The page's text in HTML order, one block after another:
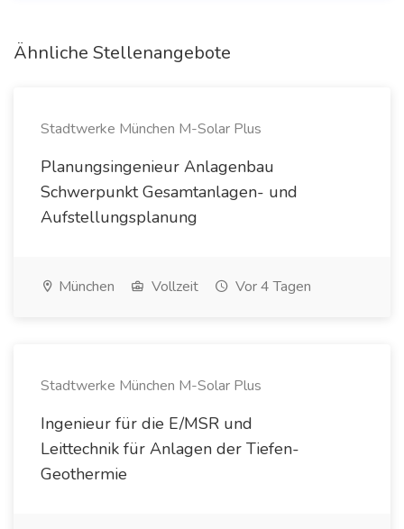
Ähnliche Stellenangebote
Stadtwerke München M-Solar Plus
Planungsingenieur Anlagenbau
Schwerpunkt Gesamtanlagen- und
Aufstellungsplanung
München Vollzeit Vor 4 Tagen
Stadtwerke München M-Solar Plus
Ingenieur für die E/MSR und
Leittechnik für Anlagen der Tiefen-
Geothermie